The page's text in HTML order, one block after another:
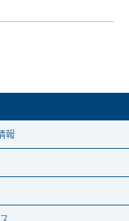
報